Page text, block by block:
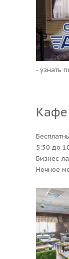
- узнать
Кафе
5:30 до
Бизнес-
Ночное